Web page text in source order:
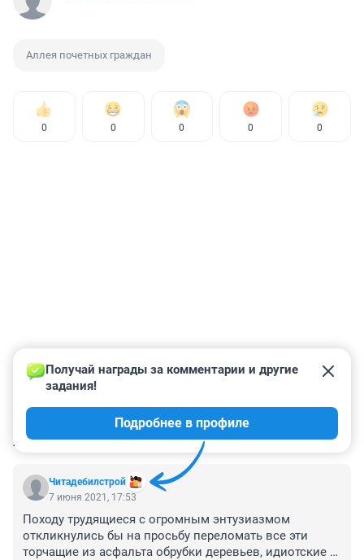
Аллея почетных граждан
0 0 0 0 0
КОММЕНТАРИИ 5
Читадебилстрой
Получай награды за комментарии и другие
задания!
Подробнее в профиле
7 июня 2021, 17:53
Походу трудящиеся с огромным энтузиазмом
откликнулись бы на просьбу переломать все эти
торчащие из асфальта обрубки деревьев, идиотские